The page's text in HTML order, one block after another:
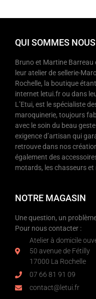
QUI SOMMES
Bruno et Martine
leur atelier de sellerie-
Rochelle, la boutique
internet letui.fr ou dans
L’Etui, est le spécialiste
maroquinerie, toujours
avec le soin du beau
exigence d’artisan qui
retrouve dans nos
également des
motards, les chasseurs et
NOTRE MAGASIN
Une question, un
Pour nous contacter :
Atelier à domicile
50 avenue de Fétilly
17000 La Rochelle
07 66 81 91 09
contact@letui.fr